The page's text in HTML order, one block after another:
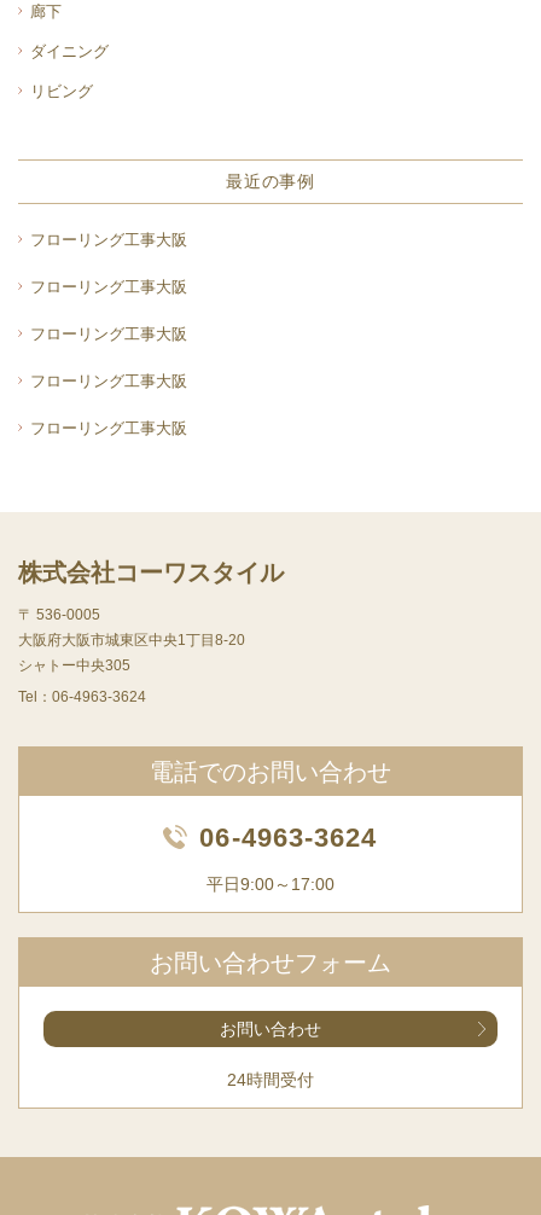
廊下
ダイニング
リビング
最近の事例
フローリング工事大阪
フローリング工事大阪
フローリング工事大阪
フローリング工事大阪
フローリング工事大阪
株式会社コーワスタイル
〒 536-0005
大阪府大阪市城東区中央1丁目8-20
シャトー中央305
Tel： 06-4963-3624
電話でのお問い合わせ
06-4963-3624
平日9:00～17:00
お問い合わせフォーム
お問い合わせ
24時間受付